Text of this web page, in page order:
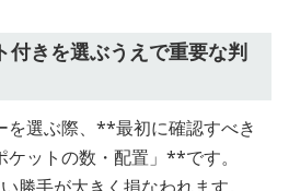
付きを選ぶうえで重要な判
を選ぶ際、**最初に確認すべき
ットの数・配置」**です。